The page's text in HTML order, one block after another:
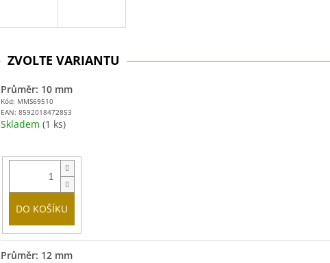
Kód: MMS69510
EAN: 8592018472853
Průměr: 10 mm
Skladem (1 ks)
DO KOŠÍKU
Průměr: 12 mm